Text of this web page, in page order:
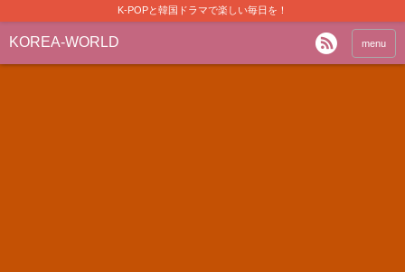
K-POPと韓国ドラマで楽しい毎日を！
KOREA-WORLD menu